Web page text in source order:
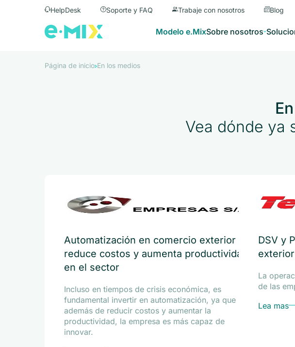
HelpDesk Soporte y FAQ Trabaje con nosotros Blog
Modelo e.MixSobre nosotros
Página de inicio En los medios
Vea dónde ya
Automatización en comercio exterior
reduce costos y aumenta productividad
en el sector
Incluso en tiempos de crisis económica, es
fundamental invertir en automatización, ya que
además de reducir costos y aumentar la
productividad, la empresa es más capaz de
innovar.
DSV y
exterior
La
de las
Lea mas